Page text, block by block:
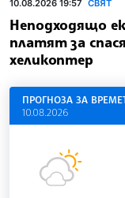
10.08.2026 19:57 СВЯТ
Неподходящо
платят за
хеликоптер
ПРОГНОЗА ЗА
10.08.2026